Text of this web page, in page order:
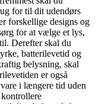
for til dit udendørs
forskellige designs og
for at vælge et lys,
Derefter skal du
batterilevetid og
belysning, skal
er også
i længere tid uden